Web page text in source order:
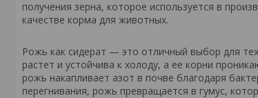
получения зерна, которое используется в
качестве корма для животных.
Рожь как сидерат — это отличный выбор для
растет и устойчива к холоду, а ее корни
рожь накапливает азот в почве благодаря
перегнивания, рожь превращается в гумус,